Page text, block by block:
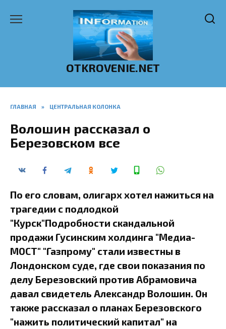
OTKROVENIE.NET
ГЛАВНАЯ » ЦЕНТРАЛЬНАЯ КОЛОНКА
Волошин рассказал о
Березовском все
По его словам, олигарх хотел нажиться на
трагедии с подлодкой
"Курск"Подробности скандальной
продажи Гусинским холдинга "Медиа-
МОСТ" "Газпрому" стали известны в
Лондонском суде, где свои показания по
делу Березовский против Абрамовича
давал свидетель Александр Волошин. Он
также рассказал о планах Березовского
"нажить политический капитал" на